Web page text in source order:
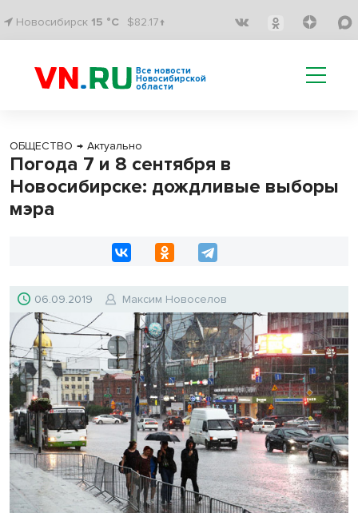
Новосибирск 15 °C $82.17↑
Все новости
Новосибирской
области
ОБЩЕСТВО → Актуально
Погода 7 и 8 сентября в
Новосибирске: дождливые выборы
мэра
06.09.2019 Максим Новоселов